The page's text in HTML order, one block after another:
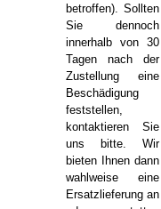
betroffen). Sollten
Sie dennoch
innerhalb von 30
Tagen nach der
Zustellung eine
Beschädigung
feststellen,
kontaktieren Sie
uns bitte. Wir
bieten Ihnen dann
wahlweise eine
Ersatzlieferung an